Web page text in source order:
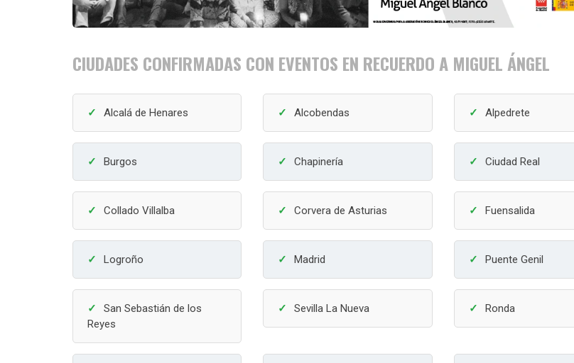
CIUDADES CONFIRMADAS CON EVENTOS EN RECUERDO A MIGUEL ÁNGEL
Alcalá de Henares Alcobendas Alpedrete
Burgos Chapinería Ciudad Real
Collado Villalba Corvera de Asturias Fuensalida
Logroño Madrid Puente Genil
San Sebastián de los
Reyes
Sevilla La Nueva Ronda